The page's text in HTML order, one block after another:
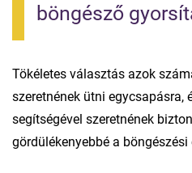
böngésző
Tökéletes választás azok
szeretnének ütni egycsapásra,
segítségével szeretnének
gördülékenyebbé a böngészési